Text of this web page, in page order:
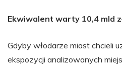
Ekwiwalent warty 10,4 mld
Gdyby włodarze miast chcieli
ekspozycji analizowanych